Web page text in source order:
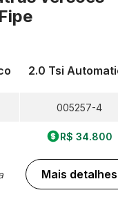
2.0 Tsi
005257-4
R$ 34.800
Mais detalhes